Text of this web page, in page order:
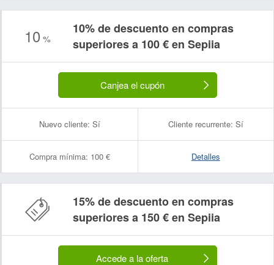
10 %
10% de descuento en compras
superiores a 100 € en Sepiia
Canjea el cupón
Nuevo cliente: Sí Cliente recurrente: Sí
Compra mínima: 100 € Detalles
15% de descuento en compras
superiores a 150 € en Sepiia
Accede a la oferta